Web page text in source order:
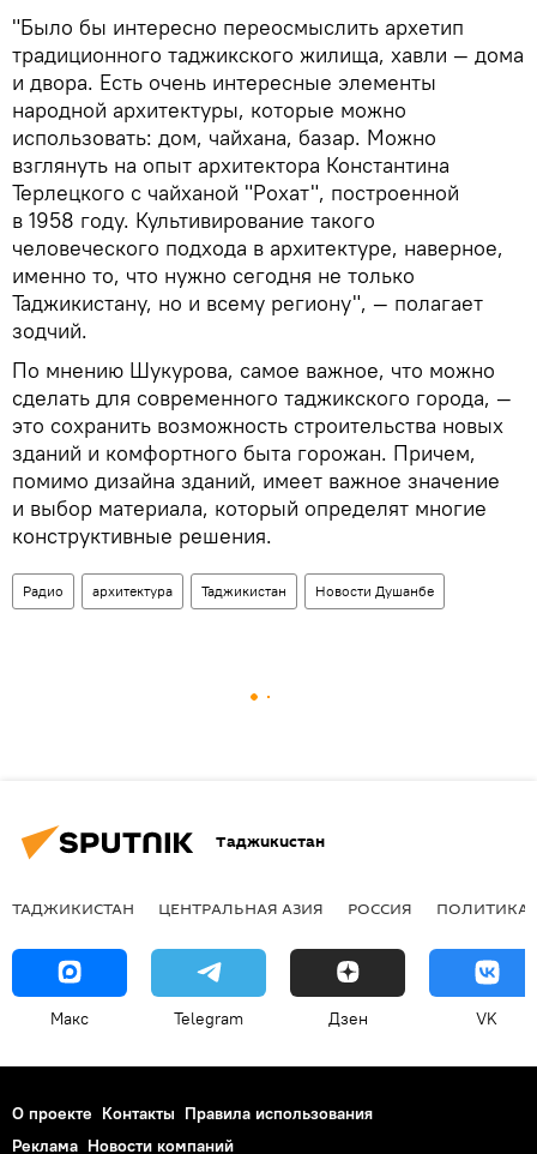
"Было бы интересно переосмыслить архетип
традиционного таджикского жилища, хавли — дома
и двора. Есть очень интересные элементы
народной архитектуры, которые можно
использовать: дом, чайхана, базар. Можно
взглянуть на опыт архитектора Константина
Терлецкого с чайханой "Рохат", построенной
в 1958 году. Культивирование такого
человеческого подхода в архитектуре, наверное,
именно то, что нужно сегодня не только
Таджикистану, но и всему региону", — полагает
зодчий.
По мнению Шукурова, самое важное, что можно
сделать для современного таджикского города, —
это сохранить возможность строительства новых
зданий и комфортного быта горожан. Причем,
помимо дизайна зданий, имеет важное значение
и выбор материала, который определят многие
конструктивные решения.
Радио архитектура Таджикистан Новости Душанбе
Таджикистан
ТАДЖИКИСТАН ЦЕНТРАЛЬНАЯ АЗИЯ РОССИЯ ПОЛИТИКА
Макс Telegram Дзен VK
О проекте Контакты Правила использования
Реклама Новости компаний